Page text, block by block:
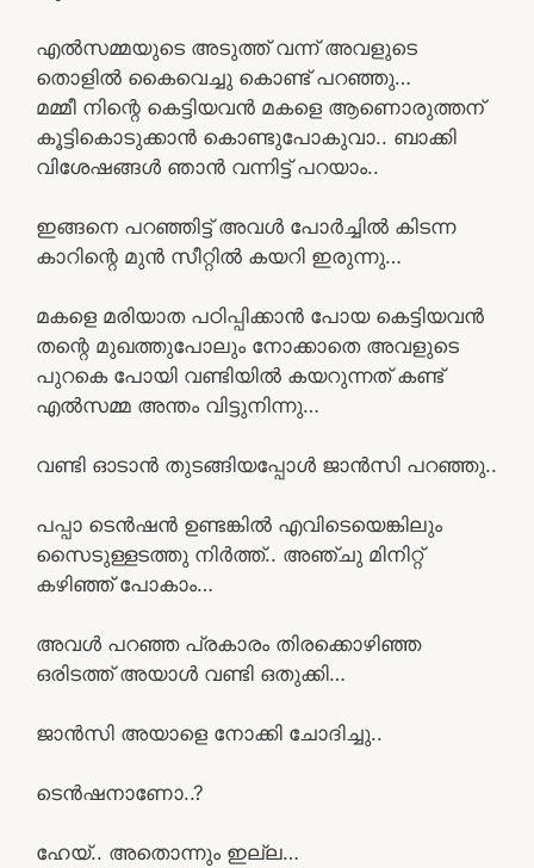
എൽസമ്മയുടെ അടുത്ത് വന്ന് അവളുടെ
തൊളിൽ കൈവെച്ചു കൊണ്ട് പറഞ്ഞു…
മമ്മീ നിന്റെ കെട്ടിയവൻ മകളെ ആണൊരുത്തന്
കൂട്ടികൊടുക്കാൻ കൊണ്ടുപോകുവാ.. ബാക്കി
വിശേഷങ്ങൾ ഞാൻ വന്നിട്ട് പറയാം..
ഇങ്ങനെ പറഞ്ഞിട്ട് അവൾ പോർച്ചിൽ കിടന്ന
കാറിന്റെ മുൻ സീറ്റിൽ കയറി ഇരുന്നു…
മകളെ മരിയാത പഠിപ്പിക്കാൻ പോയ കെട്ടിയവൻ
തന്റെ മുഖത്തുപോലും നോക്കാതെ അവളുടെ
പുറകെ പോയി വണ്ടിയിൽ കയറുന്നത് കണ്ട്
എൽസമ്മ അന്തം വിട്ടുനിന്നു…
വണ്ടി ഓടാൻ തുടങ്ങിയപ്പോൾ ജാൻസി പറഞ്ഞു..
പപ്പാ ടെൻഷൻ ഉണ്ടങ്കിൽ എവിടെയെങ്കിലും
സൈടുള്ളടത്തു നിർത്ത്.. അഞ്ചു മിനിറ്റ്
കഴിഞ്ഞ് പോകാം…
അവൾ പറഞ്ഞ പ്രകാരം തിരക്കൊഴിഞ്ഞ
ഒരിടത്ത് അയാൾ വണ്ടി ഒതുക്കി…
ജാൻസി അയാളെ നോക്കി ചോദിച്ചു..
ടെൻഷനാണോ..?
ഹേയ്.. അതൊന്നും ഇല്ല…